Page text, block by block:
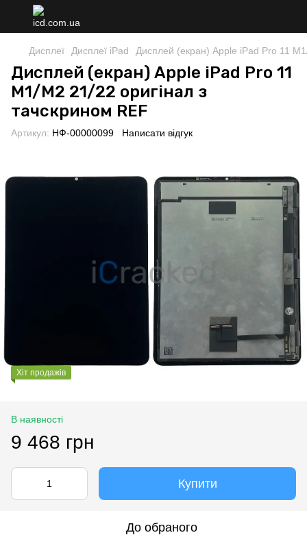
Дисплеї Дисплеї iPad Дисплей (екран) Apple iPad Pro 11
Дисплей (екран) Apple iPad Pro 11
M1/M2 21/22 оригінал з
тачскрином REF
Артикул: НФ-00000099 Написати відгук
Хіт продажів
В наявності
9 468 грн
Купити
До обраного